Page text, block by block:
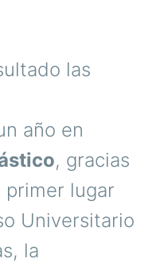
las
año en
, gracias
lugar
Universitario
la